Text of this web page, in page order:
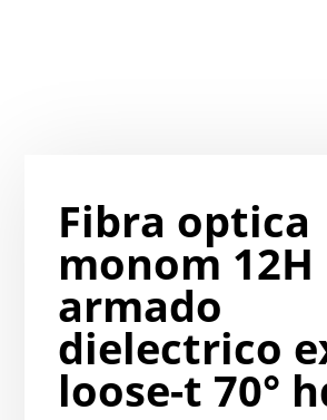
Fibra optica
monom 12H
armado
dielectrico
loose-t 70°